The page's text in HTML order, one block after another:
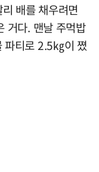
배를 채우려면
거다. 맨날 주먹밥
파티로 2.5㎏이 쪘